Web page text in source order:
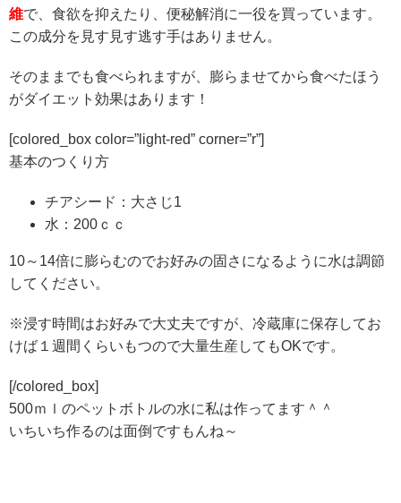
維で、食欲を抑えたり、便秘解消に一役を買っています。
この成分を見す見す逃す手はありません。
そのままでも食べられますが、膨らませてから食べたほう
がダイエット効果はあります！
[colored_box color=”light-red” corner=”r”]
基本のつくり方
チアシード：大さじ1
水：200ｃｃ
10～14倍に膨らむのでお好みの固さになるように水は調節
してください。
※浸す時間はお好みで大丈夫ですが、冷蔵庫に保存してお
けば１週間くらいもつので大量生産してもOKです。
[/colored_box]
500ｍｌのペットボトルの水に私は作ってます＾＾
いちいち作るのは面倒ですもんね～